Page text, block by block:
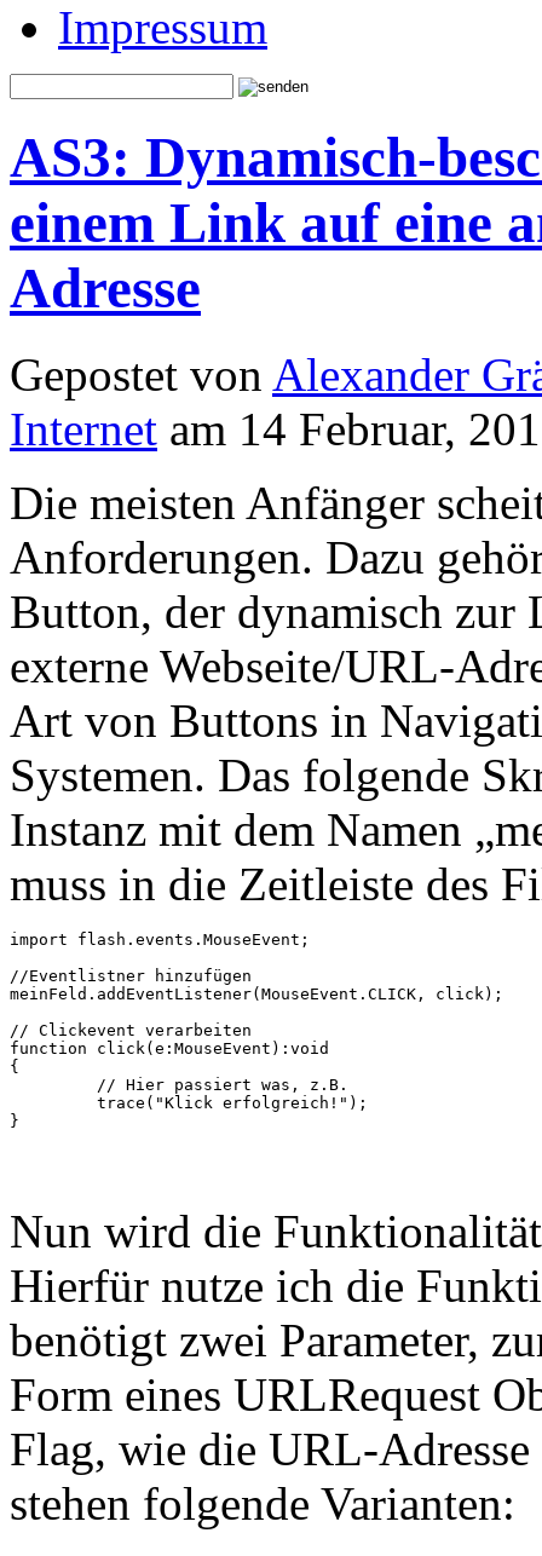
Impressum
AS3: Dynamisch-
einem Link auf eine
Adresse
Gepostet von Alexander
Internet am 14 Februar,
Die meisten Anfänger
Anforderungen. Dazu
Button, der dynamisch zur
externe Webseite/URL-
Art von Buttons in
Systemen. Das folgende
Instanz mit dem Namen
muss in die Zeitleiste des
import flash.events.MouseEvent;
//Eventlistner hinzufügen
meinFeld.addEventListener(MouseEvent.CLICK, click);
// Clickevent verarbeiten
function click(e:MouseEvent):void
{
Nun wird die
Hierfür nutze ich die
benötigt zwei Parameter,
Form eines URLRequest
Flag, wie die URL-
stehen folgende Varianten: